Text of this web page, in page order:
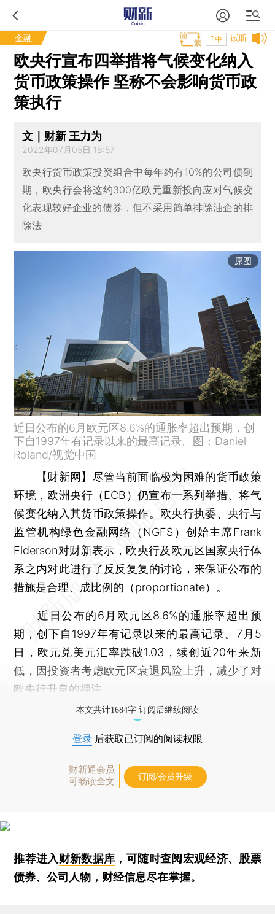
金融 试听
T中
欧央行宣布四举措将气候变化纳入
货币政策操作 坚称不会影响货币政
策执行
文｜财新 王力为
2022年07月05日 18:57
欧央行货币政策投资组合中每年约有10%的公司债到
期，欧央行会将这约300亿欧元重新投向应对气候变
化表现较好企业的债券，但不采用简单排除油企的排
除法
原图
近日公布的6月欧元区8.6%的通胀率超出预期，创
下自1997年有记录以来的最高记录。图：Daniel
Roland/视觉中国
【财新网】 尽管当前面临极为困难的货币政策
环境，欧洲央行（ECB）仍宣布一系列举措、将气
候变化纳入其货币政策操作。欧央行执委、央行与
监管机构绿色金融网络（NGFS）创始主席Frank
Elderson对财新表示，欧央行及欧元区国家央行体
系之内对此进行了反反复复的讨论，来保证公布的
措施是合理、成比例的（proportionate）。
近日公布的6月欧元区8.6%的通胀率超出预
期，创下自1997年有记录以来的最高记录。7月5
日，欧元兑美元汇率跌破1.03，续创近20年来新
低，因投资者考虑欧元区衰退风险上升，减少了对
欧央行升息的押注。
本文共计1684字 订阅后继续阅读
登录 后获取已订阅的阅读权限
财新通会员
可畅读全文
订阅/会员升级
推荐进入财新数据库 ，可随时查阅宏观经济、股票
债券、公司人物，财经信息尽在掌握。